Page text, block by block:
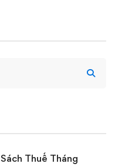
Thuế Tháng